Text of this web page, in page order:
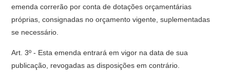
emenda correrão por conta de dotações orçamentárias
próprias, consignadas no orçamento vigente, suplementadas
se necessário.
Art. 3º - Esta emenda entrará em vigor na data de sua
publicação, revogadas as disposições em contrário.